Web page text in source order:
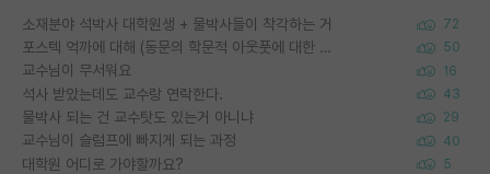
소재분야 석박사 대학원생 + 물박사들이 착각하는 거 72
포스텍 억까에 대해 (동문의 학문적 아웃풋에 대한 반박) 50
교수님이 무서워요 16
석사 받았는데도 교수랑 연락한다. 43
물박사 되는 건 교수탓도 있는거 아니냐 29
교수님이 슬럼프에 빠지게 되는 과정 40
대학원 어디로 가야할까요? 5